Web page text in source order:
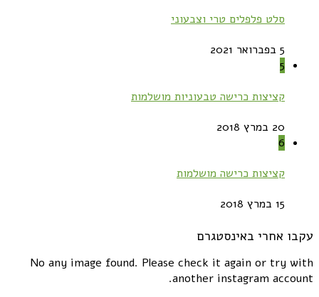
סלט פלפלים טרי וצבעוני
5 בפברואר 2021
5
קציצות כרישה טבעוניות מושלמות
20 במרץ 2018
6
קציצות כרישה מושלמות
15 במרץ 2018
עקבו אחרי באינסטגרם
No any image found. Please check it again or try with
another instagram account.